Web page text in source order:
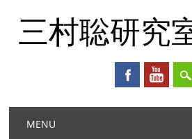
三村聡研究
Main menu
MENU